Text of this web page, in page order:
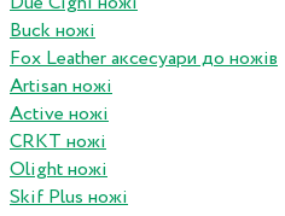
Buck ножі
Fox Leather аксесуари до ножів
Artisan ножі
Active ножі
CRKT ножі
Olight ножі
Skif Plus ножі